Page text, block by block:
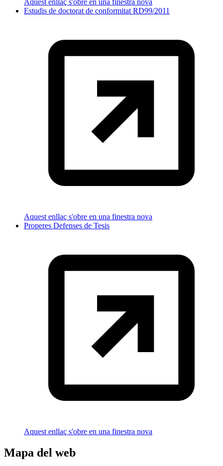
Estudis de doctorat de conformitat RD99/2011
Aquest enllaç s'obre en una finestra nova
Properes Defenses de Tesis
Aquest enllaç s'obre en una finestra nova
Mapa del web